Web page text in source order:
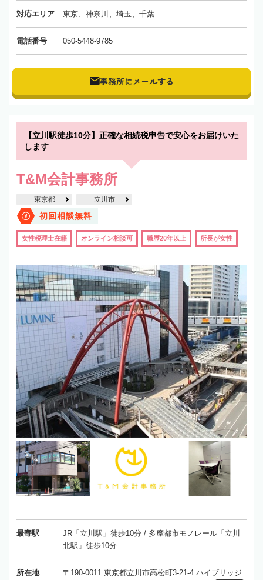
対応エリア 東京、神奈川、埼玉、千葉
電話番号 050-5448-9785
事務所にメールする
【立川駅徒歩10分】正確な相続税申告で安心をお届けいた
します
T&M会計事務所
東京都 立川市
初回相談無料
女性税理士在籍 オンライン相談可 職歴20年以上 所長が女性
最寄駅
JR「立川駅」徒歩10分 / 多摩都市モノレール「立川
北駅」徒歩10分
所在地
〒190-0011 東京都立川市高松町3-21-4 ハイブリッジ